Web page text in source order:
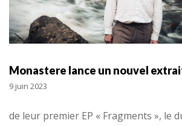
Monastere lance un nouvel
9 juin 2023
de leur premier EP « Fragments », le